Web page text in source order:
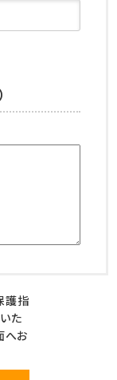
護指
た
へお